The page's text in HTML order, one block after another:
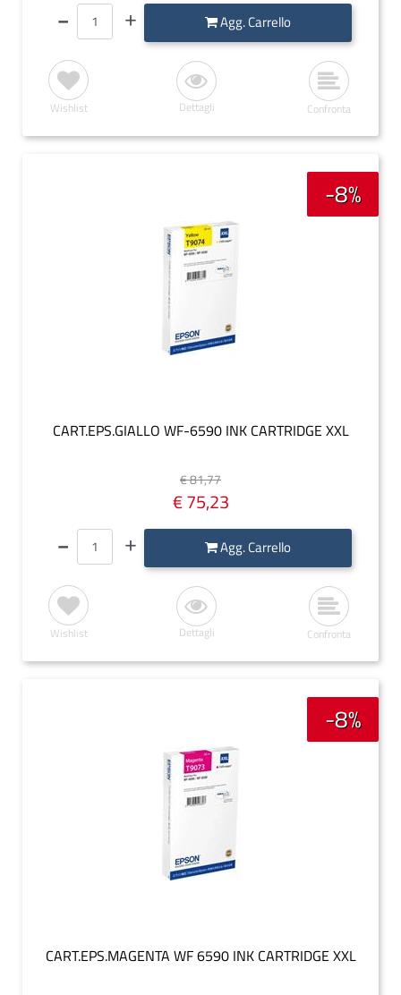
QuantitàAgg. Carrello
Wishlist Dettagli Confronta
-8%
CART.EPS.GIALLO WF-6590 INK CARTRIDGE XXL
€ 81,77
€ 75,23
QuantitàAgg. Carrello
Wishlist Dettagli Confronta
-8%
CART.EPS.MAGENTA WF 6590 INK CARTRIDGE XXL